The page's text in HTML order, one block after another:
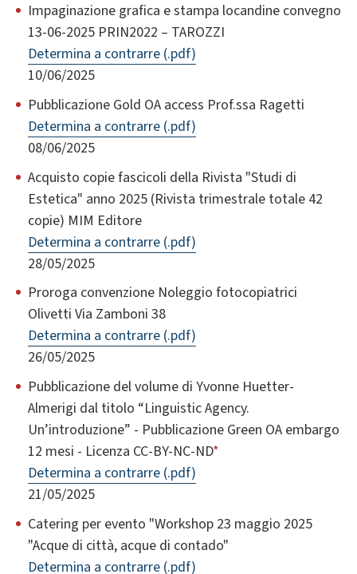
Impaginazione grafica e stampa locandine convegno
13-06-2025 PRIN2022 – TAROZZI
Determina a contrarre (.pdf)
10/06/2025
Pubblicazione Gold OA access Prof.ssa Ragetti
Determina a contrarre (.pdf)
08/06/2025
Acquisto copie fascicoli della Rivista "Studi di
Estetica" anno 2025 (Rivista trimestrale totale 42
copie) MIM Editore
Determina a contrarre (.pdf)
28/05/2025
Proroga convenzione Noleggio fotocopiatrici
Olivetti Via Zamboni 38
Determina a contrarre (.pdf)
26/05/2025
Pubblicazione del volume di Yvonne Huetter-
Almerigi dal titolo “Linguistic Agency.
Un’introduzione” - Pubblicazione Green OA embargo
12 mesi - Licenza CC-BY-NC-ND*
Determina a contrarre (.pdf)
21/05/2025
Catering per evento "Workshop 23 maggio 2025
"Acque di città, acque di contado"
Determina a contrarre (.pdf)